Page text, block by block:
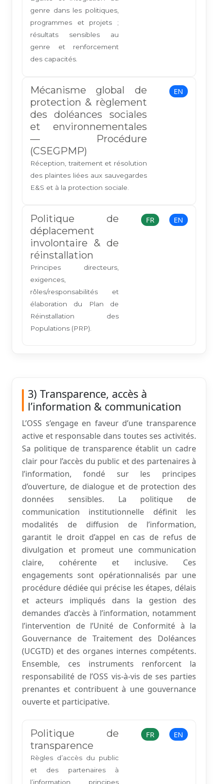
genre dans les politiques,
programmes et projets ;
résultats sensibles au
genre et renforcement
des capacités.
Mécanisme global de
protection & règlement
des doléances sociales
et environnementales
— Procédure
(CSEGPMP)
Réception, traitement et résolution
des plaintes liées aux sauvegardes
E&S et à la protection sociale.
EN
Politique de
déplacement
involontaire & de
réinstallation
Principes directeurs,
exigences,
rôles/responsabilités et
élaboration du Plan de
Réinstallation des
Populations (PRP).
FR EN
3) Transparence, accès à
l’information & communication
L’OSS s’engage en faveur d’une transparence
active et responsable dans toutes ses activités.
Sa politique de transparence établit un cadre
clair pour l’accès du public et des partenaires à
l’information, fondé sur les principes
d’ouverture, de dialogue et de protection des
données sensibles. La politique de
communication institutionnelle définit les
modalités de diffusion de l’information,
garantit le droit d’appel en cas de refus de
divulgation et promeut une communication
claire, cohérente et inclusive. Ces
engagements sont opérationnalisés par une
procédure dédiée qui précise les étapes, délais
et acteurs impliqués dans la gestion des
demandes d’accès à l’information, notamment
l’intervention de l’Unité de Conformité à la
Gouvernance de Traitement des Doléances
(UCGTD) et des organes internes compétents.
Ensemble, ces instruments renforcent la
responsabilité de l’OSS vis-à-vis de ses parties
prenantes et contribuent à une gouvernance
ouverte et participative.
Politique de
transparence
Règles d’accès du public
et des partenaires à
l’information, principes
FR EN